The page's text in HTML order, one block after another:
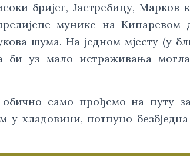
бријег, Јастребицу, Марков
мунике на Кипаревом
шума. На једном мјесту (у
би уз мало истраживања
само прођемо на путу
у хладовини, потпуно